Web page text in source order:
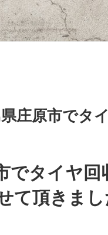
庄原市でタ
でタイヤ回
て頂きまし